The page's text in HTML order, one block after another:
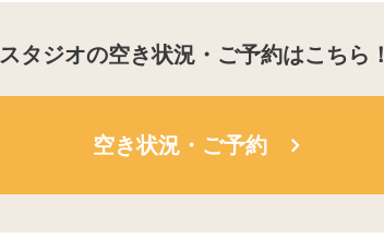
スタジオの空き状況・ご予約はこちら！
空き状況・ご予約